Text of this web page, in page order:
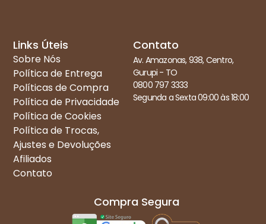
Links Úteis
Sobre Nós
Política de Entrega
Políticas de Compra
Política de Privacidade
Política de Cookies
Política de Trocas,
Ajustes e Devoluções
Afiliados
Contato
Contato
Av. Amazonas, 938, Centro,
Gurupi - TO
0800 797 3333
Segunda a Sexta 09:00 às 18:00
Compra Segura